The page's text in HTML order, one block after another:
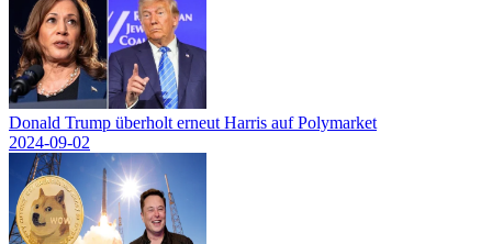
Donald Trump überholt erneut Harris auf Polymarket
2024-09-02